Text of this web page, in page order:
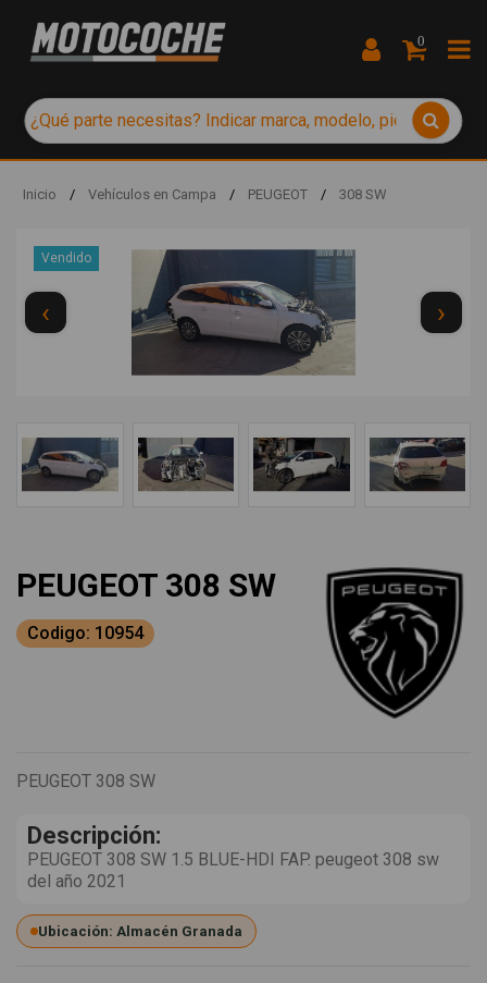
0
Inicio / Vehículos en Campa / PEUGEOT / 308 SW
Vendido
‹ ›
PEUGEOT 308 SW
Codigo: 10954
PEUGEOT 308 SW
Descripción:
PEUGEOT 308 SW 1.5 BLUE-HDI FAP. peugeot 308 sw
del año 2021
Ubicación: Almacén Granada